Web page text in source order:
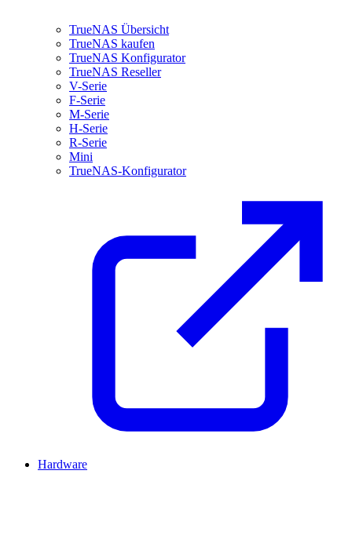
TrueNAS Übersicht
TrueNAS kaufen
TrueNAS Konfigurator
TrueNAS Reseller
V-Serie
F-Serie
M-Serie
H-Serie
R-Serie
Mini
TrueNAS-Konfigurator
Hardware